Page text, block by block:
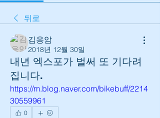
뒤로
김응암
2018년 12월 30일
내년 엑스포가 벌써 또 기다려
집니다.
https://m.blog.naver.com/bikebuff/2214
30559961
0